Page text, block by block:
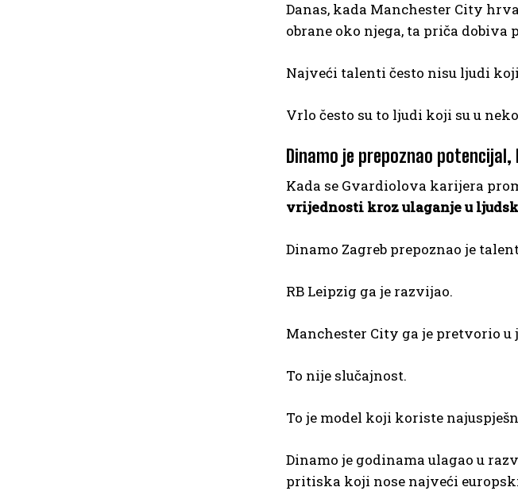
Danas, kada Manchester City
obrane oko njega, ta priča dobiva
Najveći talenti često nisu ljudi
Vrlo često su to ljudi koji su u
Dinamo je prepoznao
Kada se Gvardiolova karijera
vrijednosti kroz ulaganje u
Dinamo Zagreb prepoznao je
RB Leipzig ga je razvijao.
Manchester City ga je pretvorio
To nije slučajnost.
To je model koji koriste
Dinamo je godinama ulagao u
pritiska koji nose najveći